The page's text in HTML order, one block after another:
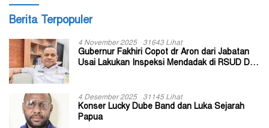
Berita Terpopuler
4 November 2025 31643 Lihat
Gubernur Fakhiri Copot dr Aron dari Jabatan
Usai Lakukan Inspeksi Mendadak di RSUD Dok
4 Desember 2025 31145 Lihat
Konser Lucky Dube Band dan Luka Sejarah
Papua